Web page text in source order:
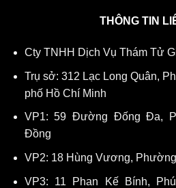
THÔNG TIN
Cty TNHH Dịch Vụ Thám Tử
Trụ sở: 312 Lạc Long Quân,
phố Hồ Chí Minh
VP1: 59 Đường Đống Đa,
Đồng
VP2: 18 Hùng Vương,
VP3: 11 Phan Kế Bính,